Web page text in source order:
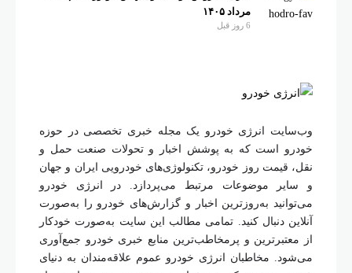
وب‌سایت انرژی خودرو یک مجله خبری تخصصی در حوزه
خودرو است که به پوشش اخبار و تحولات صنعت حمل و
نقل، قیمت روز خودرو، تکنولوژی‌های خودرویی ایران و جهان
و سایر موضوعات مرتبط می‌پردازد. در انرژی خودرو
می‌توانید به‌روزترین اخبار و گزارش‌های خودرو را به‌صورت
آنلاین دنبال کنید. تمامی مطالب این سایت به‌صورت خودکار
از معتبرترین و پرمخاطب‌ترین منابع خبری خودرو جمع‌آوری
می‌شود. مخاطبان انرژی خودرو عموم علاقه‌مندان به دنیای
مرداد ۱۴۰۵